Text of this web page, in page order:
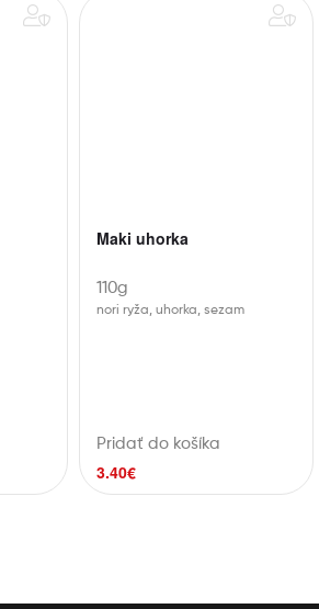
Maki uhorka
110g
nori ryža, uhorka, sezam
Pridať do košíka
3.40€